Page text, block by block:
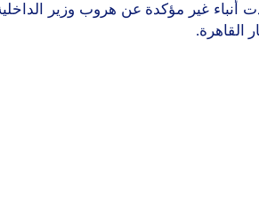
أنباء غير مؤكدة عن هروب وزير
القاهرة.